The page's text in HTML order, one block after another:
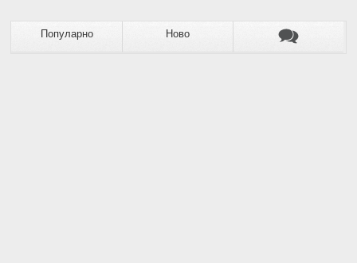
Популарно Ново